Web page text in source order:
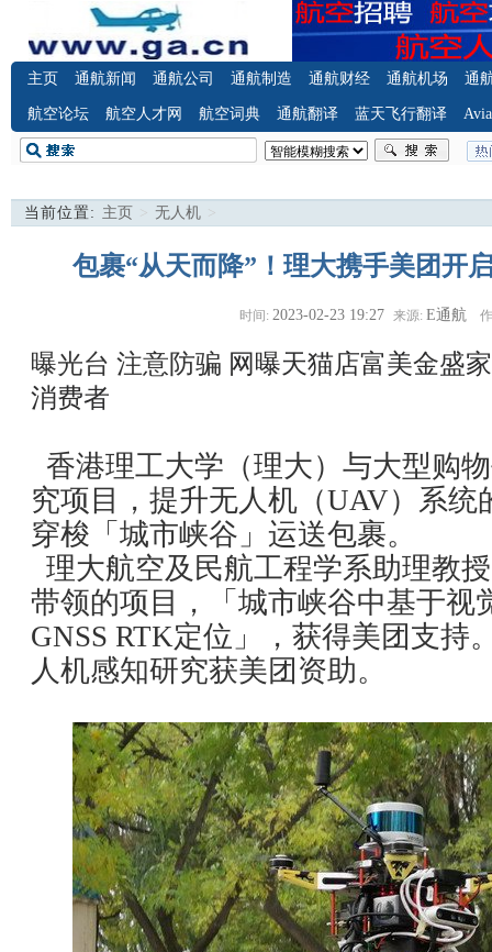
主页 通航新闻 通航公司 通航制造 通航财经 通航机场 通
航空论坛 航空人才网 航空词典 通航翻译 蓝天飞行翻译
当前位置: 主页 > 无人机 >
包裹“从天而降”！理大携手美团开
时间: 2023-02-23 19:27 来源: E通航
曝光台 注意防骗 网曝天猫店富美金盛
消费者
香港理工大学（理大）与大型购
究项目，提升无人机（UAV）系统
穿梭「城市峡谷」运送包裹。
理大航空及民航工程学系助理教
带领的项目，「城市峡谷中基于视
GNSS RTK定位」，获得美团支持
人机感知研究获美团资助。